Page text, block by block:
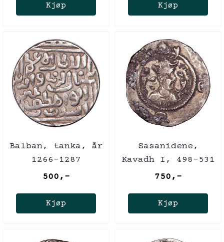
Kjøp Kjøp
Balban, tanka, år
1266-1287
500,-
Kjøp
Sasanidene,
Kavadh I, 498-531
750,-
Kjøp